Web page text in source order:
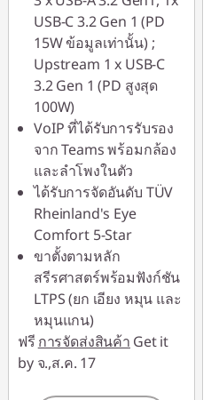
USB-C 3.2 Gen 1 (PD
15W ข้อมูลเท่านั้น) ;
Upstream 1 x USB-C
3.2 Gen 1 (PD สูงสุด
100W)
VoIP ที่ได้รับการรับรอง
จาก Teams พร้อมกล้อง
และลำโพงในตัว
ได้รับการจัดอันดับ TÜV
Rheinland's Eye
Comfort 5-Star
ขาตั้งตามหลัก
สรีรศาสตร์พร้อมฟังก์ชัน
LTPS (ยก เอียง หมุน และ
หมุนแกน)
ฟรี การจัดส่งสินค้า Get it
by จ.,ส.ค. 17